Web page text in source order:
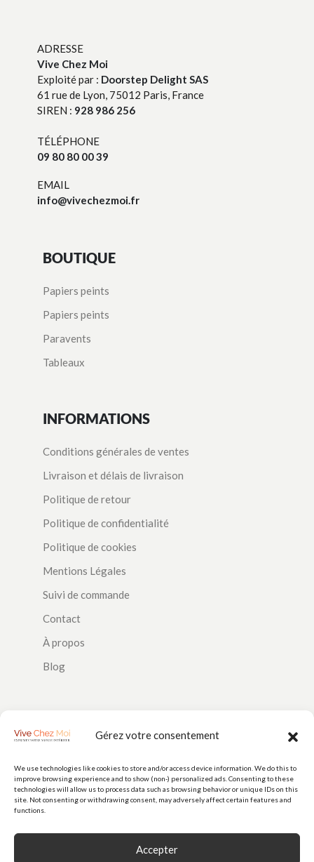
Gérez votre consentement
We use technologies like cookies to store and/or access device information. We do this to
improve browsing experience and to show (non-) personalized ads. Consenting to these
technologies will allow us to process data such as browsing behavior or unique IDs on this
site. Not consenting or withdrawing consent, may adversely affect certain features and
functions.
Accepter
ADRESSE
Vive Chez Moi
Exploité par : Doorstep Delight SAS
61 rue de Lyon, 75012 Paris, France
SIREN : 928 986 256
TÉLÉPHONE
09 80 80 00 39
EMAIL
info@vivechezmoi.fr
BOUTIQUE
Papiers peints
Papiers peints
Paravents
Tableaux
INFORMATIONS
Conditions générales de ventes
Livraison et délais de livraison
Politique de retour
Politique de confidentialité
Politique de cookies
Mentions Légales
Suivi de commande
Contact
À propos
Blog
PAIEMENTS